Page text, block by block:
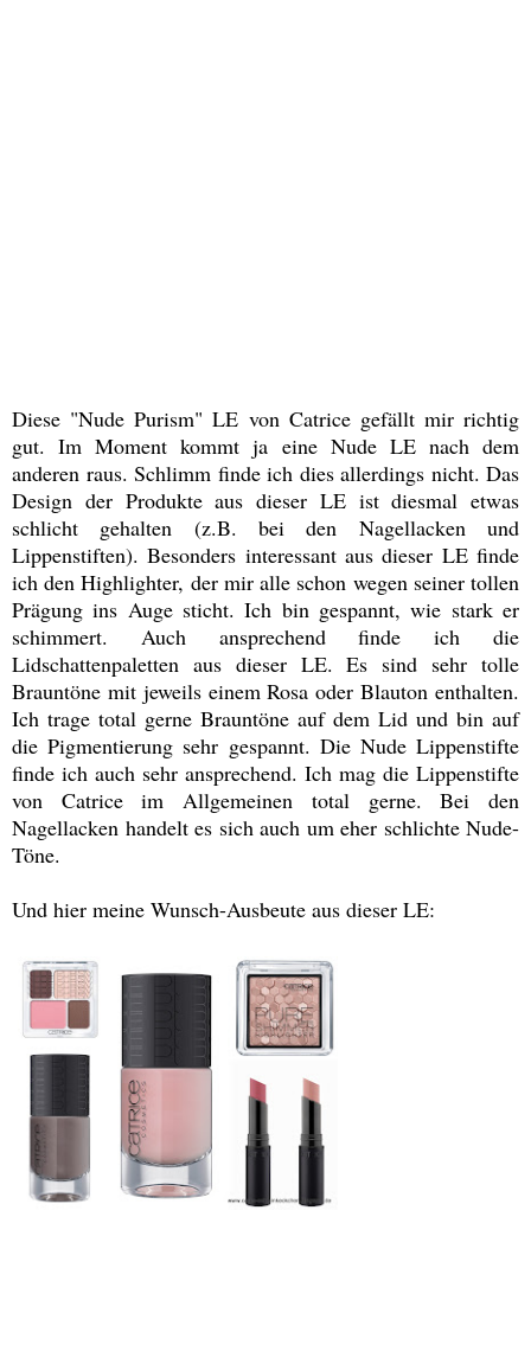
Diese "Nude Purism" LE von Catrice gefällt mir richtig
gut. Im Moment kommt ja eine Nude LE nach dem
anderen raus. Schlimm finde ich dies allerdings nicht. Das
Design der Produkte aus dieser LE ist diesmal etwas
schlicht gehalten (z.B. bei den Nagellacken und
Lippenstiften). Besonders interessant aus dieser LE finde
ich den Highlighter, der mir alle schon wegen seiner tollen
Prägung ins Auge sticht. Ich bin gespannt, wie stark er
schimmert. Auch ansprechend finde ich die
Lidschattenpaletten aus dieser LE. Es sind sehr tolle
Brauntöne mit jeweils einem Rosa oder Blauton enthalten.
Ich trage total gerne Brauntöne auf dem Lid und bin auf
die Pigmentierung sehr gespannt. Die Nude Lippenstifte
finde ich auch sehr ansprechend. Ich mag die Lippenstifte
von Catrice im Allgemeinen total gerne. Bei den
Nagellacken handelt es sich auch um eher schlichte Nude-
Töne.
Und hier meine Wunsch-Ausbeute aus dieser LE: